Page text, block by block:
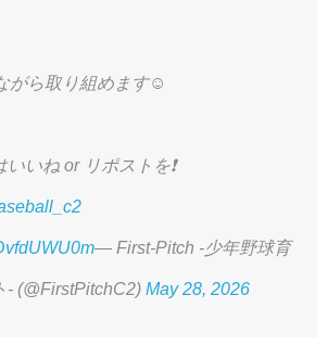
がら取り組めます☺️
いね or リポストを❗️
— First-Pitch -少年野球育
- (@FirstPitchC2) May 28, 2026